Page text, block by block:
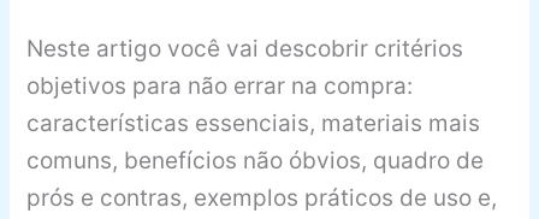
Neste artigo você vai descobrir critérios
objetivos para não errar na compra:
características essenciais, materiais mais
comuns, benefícios não óbvios, quadro de
prós e contras, exemplos práticos de uso e,